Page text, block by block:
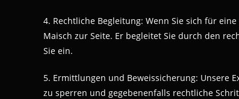
4. Rechtliche Begleitung: Wenn Sie sich für
Maisch zur Seite. Er begleitet Sie durch den
Sie ein.
5. Ermittlungen und Beweissicherung: Unsere
zu sperren und gegebenenfalls rechtliche